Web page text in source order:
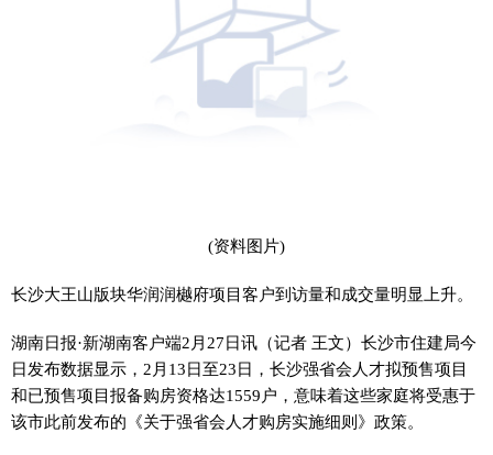
(资料图片)
长沙大王山版块华润润樾府项目客户到访量和成交量明显上升。
湖南日报·新湖南客户端2月27日讯（记者 王文）长沙市住建局今
日发布数据显示，2月13日至23日，长沙强省会人才拟预售项目
和已预售项目报备购房资格达1559户，意味着这些家庭将受惠于
该市此前发布的《关于强省会人才购房实施细则》政策。